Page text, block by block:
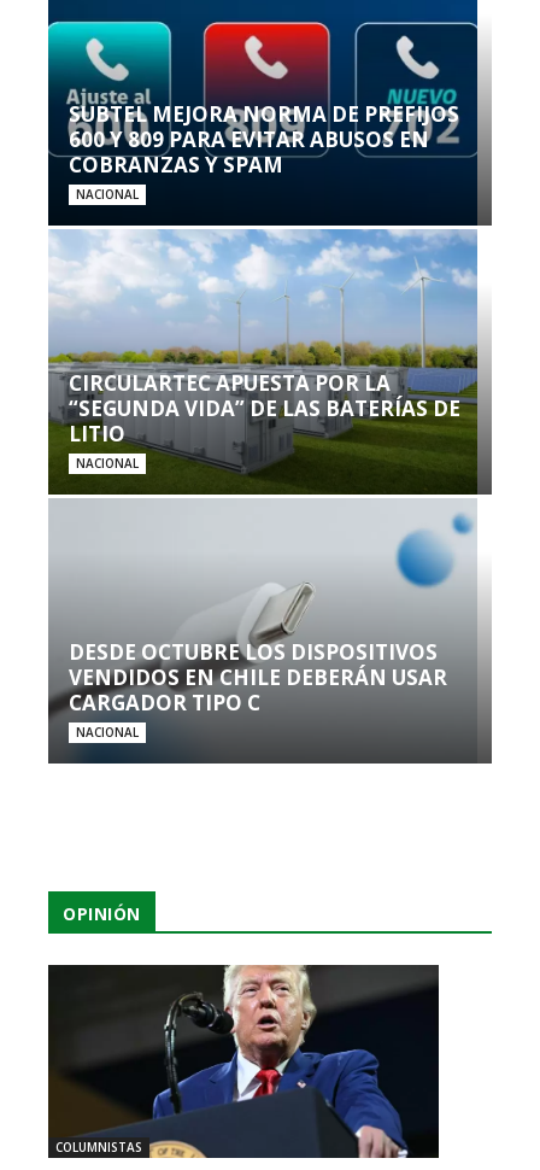
SUBTEL MEJORA NORMA DE PREFIJOS
600 Y 809 PARA EVITAR ABUSOS EN
COBRANZAS Y SPAM
NACIONAL
CIRCULARTEC APUESTA POR LA
“SEGUNDA VIDA” DE LAS BATERÍAS DE
LITIO
NACIONAL
DESDE OCTUBRE LOS DISPOSITIVOS
VENDIDOS EN CHILE DEBERÁN USAR
CARGADOR TIPO C
NACIONAL
OPINIÓN
COLUMNISTAS